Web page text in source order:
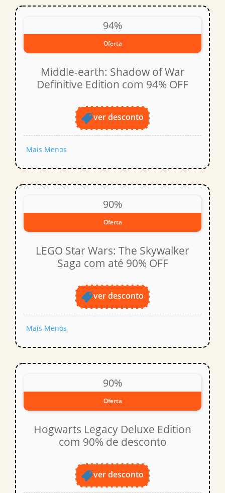
94%
Oferta
Middle-earth: Shadow of War
Definitive Edition com 94% OFF
ver desconto
Mais Menos
90%
Oferta
LEGO Star Wars: The Skywalker
Saga com até 90% OFF
ver desconto
Mais Menos
90%
Oferta
Hogwarts Legacy Deluxe Edition
com 90% de desconto
ver desconto